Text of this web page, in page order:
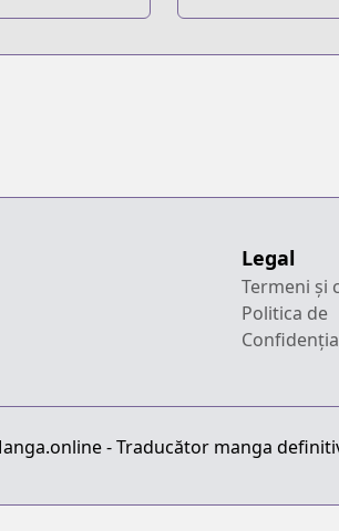
Legal
Termeni și
Politica de
- Traducător manga